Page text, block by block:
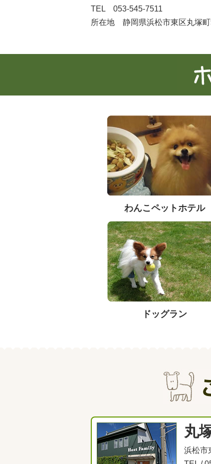
TEL 053-545-7511
所在地 静岡県浜松市東区丸塚
わんこペットホテル
ドッグラン
丸
浜松市